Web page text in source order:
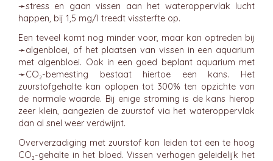
➛stress en gaan vissen aan het wateroppervlak lucht
happen, bij 1,5 mg/l treedt vissterfte op.
Een teveel komt nog minder voor, maar kan optreden bij
➛algenbloei, of het plaatsen van vissen in een aquarium
met algenbloei. Ook in een goed beplant aquarium met
➛CO₂-bemesting bestaat hiertoe een kans. Het
zuurstofgehalte kan oplopen tot 300% ten opzichte van
de normale waarde. Bij enige stroming is de kans hierop
zeer klein, aangezien de zuurstof via het wateroppervlak
dan al snel weer verdwijnt.
Oververzadiging met zuurstof kan leiden tot een te hoog
CO₂-gehalte in het bloed. Vissen verhogen geleidelijk het